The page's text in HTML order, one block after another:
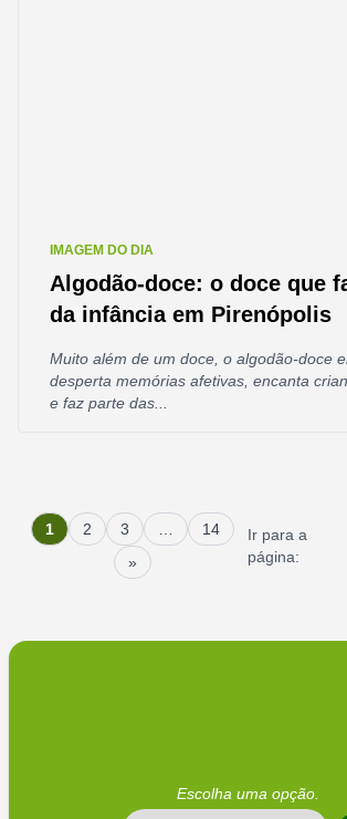
IMAGEM DO DIA
Algodão-doce: o doce que
da infância em Pirenópolis
Muito além de um doce, o algodão-doce
desperta memórias afetivas, encanta
e faz parte das...
1 2 3
14
»
Ir para a
página:
Escolha uma opção.